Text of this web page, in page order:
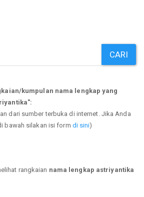
CARI
kumpulan nama lengkap yang
dari sumber terbuka di internet. Jika Anda
bawah silakan isi form di sini)
rangkaian nama lengkap astriyantika